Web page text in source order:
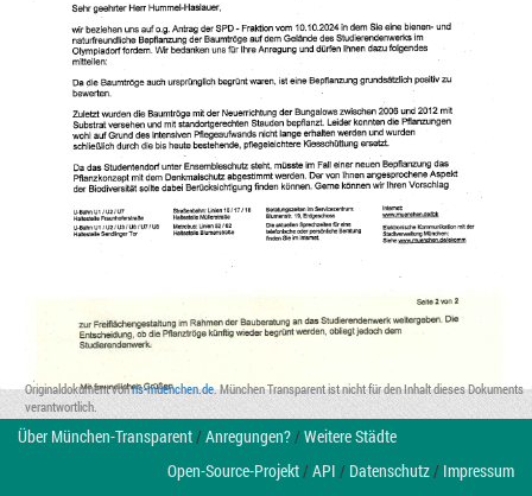
Originaldokument vonris-muenchen.de. München Transparent ist nicht für den Inhalt dieses Dokuments
verantwortlich.
Über München-Transparent/Anregungen?/Weitere Städte
Open-Source-Projekt/API / Datenschutz/ Impressum